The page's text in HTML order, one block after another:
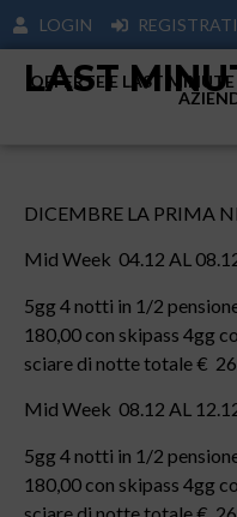
LOGIN REGISTRATI
LAST
OFFERTE E LAST
DICEMBRE LA PRIMA
Mid Week 04.12 AL
5gg 4 notti in 1/2
180,00 con skipass 4gg
sciare di notte totale €
Mid Week 08.12 AL
5gg 4 notti in 1/2
180,00 con skipass 4gg
sciare di notte totale €